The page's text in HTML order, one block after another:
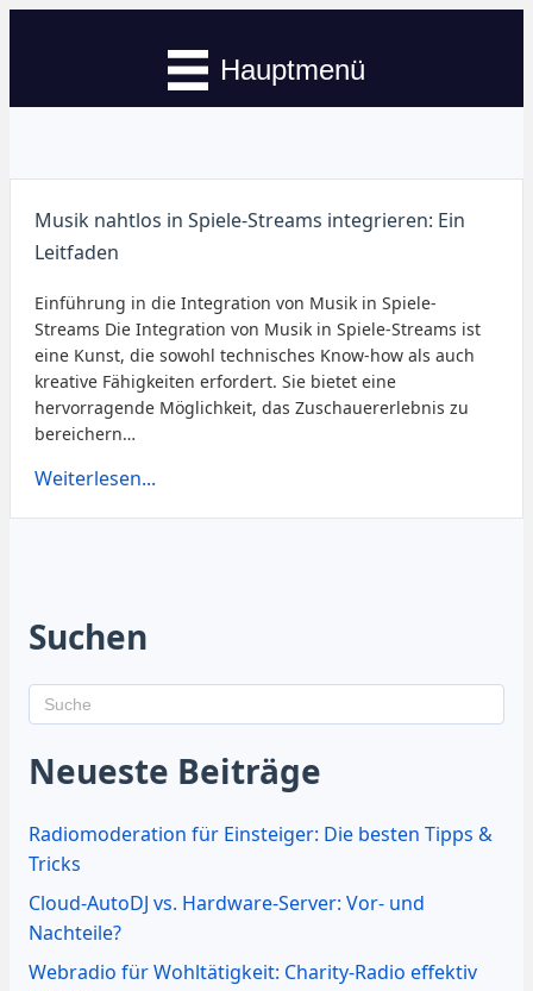
Hauptmenü
Musik nahtlos in Spiele-Streams integrieren: Ein
Leitfaden
Einführung in die Integration von Musik in Spiele-
Streams Die Integration von Musik in Spiele-Streams ist
eine Kunst, die sowohl technisches Know-how als auch
kreative Fähigkeiten erfordert. Sie bietet eine
hervorragende Möglichkeit, das Zuschauererlebnis zu
bereichern…
Weiterlesen...
Suchen
Neueste Beiträge
Radiomoderation für Einsteiger: Die besten Tipps &
Tricks
Cloud-AutoDJ vs. Hardware-Server: Vor- und
Nachteile?
Webradio für Wohltätigkeit: Charity-Radio effektiv